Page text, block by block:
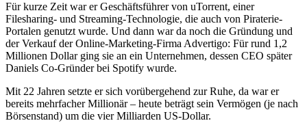
Für kurze Zeit war er Geschäftsführer von uTorrent, einer
Filesharing- und Streaming-Technologie, die auch von Piraterie-
Portalen genutzt wurde. Und dann war da noch die Gründung und
der Verkauf der Online-Marketing-Firma Advertigo: Für rund 1,2
Millionen Dollar ging sie an ein Unternehmen, dessen CEO später
Daniels Co-Gründer bei Spotify wurde.
Mit 22 Jahren setzte er sich vorübergehend zur Ruhe, da war er
bereits mehrfacher Millionär – heute beträgt sein Vermögen (je nach
Börsenstand) um die vier Milliarden US-Dollar.